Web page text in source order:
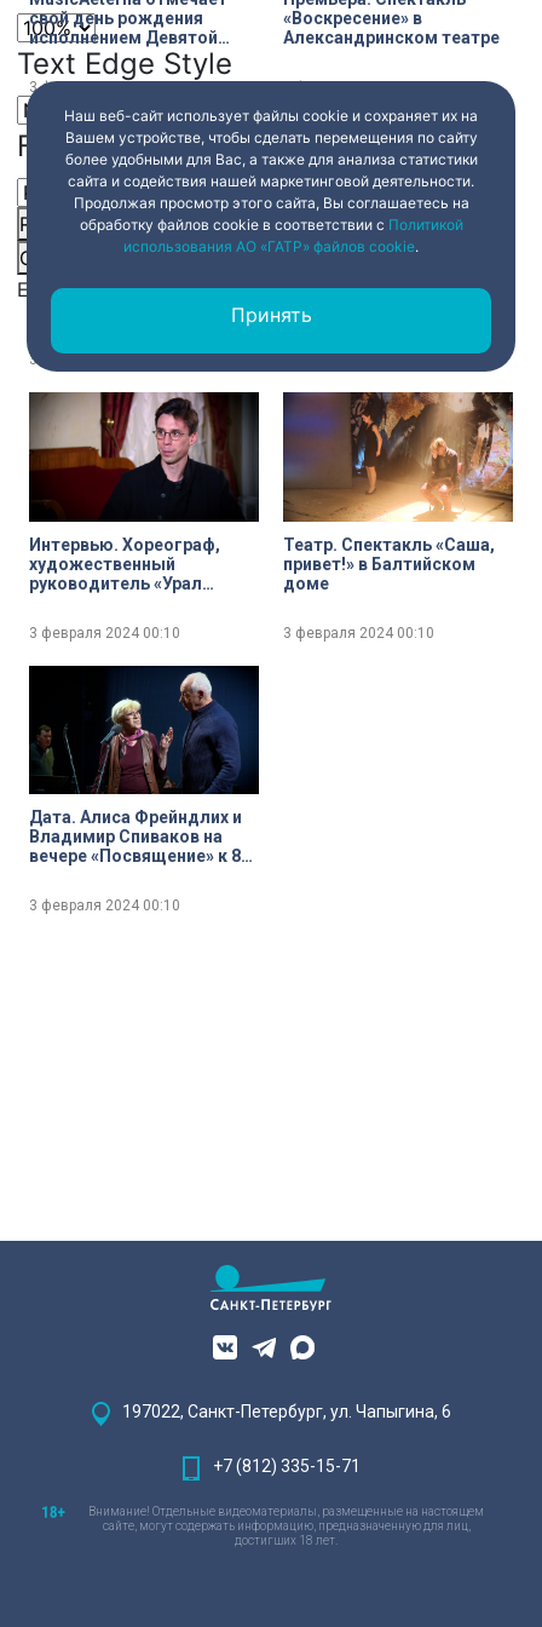
Text Edge Style
Font Family
Reset restore all settings to the default values Done
Close Modal Dialog
End of dialog window.
свой день рождения
исполнением Девятой
симфонии Брукнера
3 февраля 202400:10
«Воскресение» в
Александринском театре
3 февраля 202400:10
«Город-герой Ленинград»
3 февраля 2024
«„Думай о времени!“ Ян ван
ден Хекке. Роскошный
Эрмитаже
Интервью. Хореограф,
художественный
руководитель «Урал
3 февраля 2024 00:10
Театр. Спектакль «Саша,
привет!» в Балтийском
доме
3 февраля 2024 00:10
Дата. Алиса Фрейндлих и
Владимир Спиваков на
вечере «Посвящение» к 80-
Ленинграда
3 февраля 2024 00:10
Наш веб-сайт использует файлы cookie и сохраняет их на
Вашем устройстве, чтобы сделать перемещения по сайту
более удобными для Вас, а также для анализа статистики
сайта и содействия нашей маркетинговой деятельности.
Продолжая просмотр этого сайта, Вы соглашаетесь на
обработку файлов cookie в соответствии с Политикой
использования АО «ГАТР» файлов cookie.
Принять
197022, Санкт-Петербург, ул. Чапыгина, 6
+7 (812) 335-15-71
Внимание! Отдельные видеоматериалы, размещенные на настоящем
сайте, могут содержать информацию, предназначенную для лиц,
достигших 18 лет.